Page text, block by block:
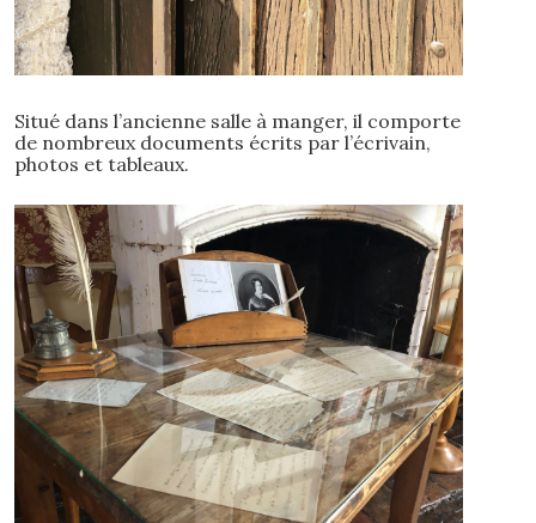
Situé dans l’ancienne salle à manger, il comporte
de nombreux documents écrits par l’écrivain,
photos et tableaux.